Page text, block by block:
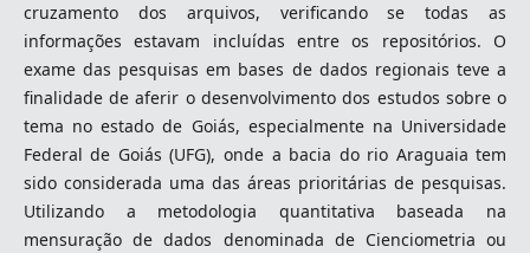
cruzamento dos arquivos, verificando se todas as
informações estavam incluídas entre os repositórios. O
exame das pesquisas em bases de dados regionais teve a
finalidade de aferir o desenvolvimento dos estudos sobre o
tema no estado de Goiás, especialmente na Universidade
Federal de Goiás (UFG), onde a bacia do rio Araguaia tem
sido considerada uma das áreas prioritárias de pesquisas.
Utilizando a metodologia quantitativa baseada na
mensuração de dados denominada de Cienciometria ou